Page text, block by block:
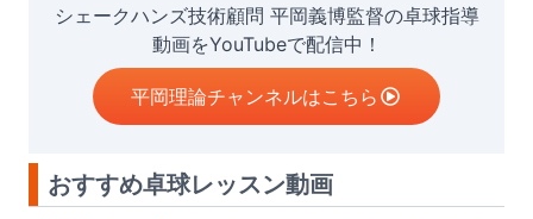
シェークハンズ技術顧問 平岡義博監督の卓球指導
動画をYouTubeで配信中！
平岡理論チャンネルはこちら
おすすめ卓球レッスン動画